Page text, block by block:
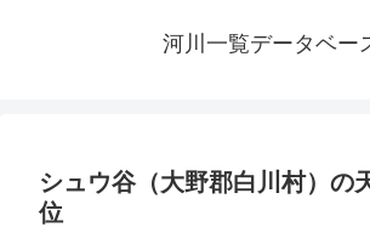
河川一覧データベー
シュウ谷（大野郡白川村）の
位